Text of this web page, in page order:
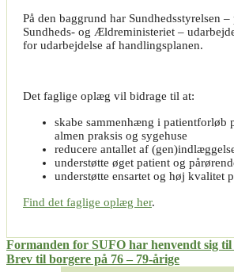
På den baggrund har Sundhedsstyrelsen
Sundheds- og Ældreministeriet –
for udarbejdelse af handlingsplanen.
Det faglige oplæg vil bidrage til at:
skabe sammenhæng i patientforløb
almen praksis og sygehuse
reducere antallet af
understøtte øget patient og
understøtte ensartet og høj kvalitet
Find det faglige oplæg her.
Indlægsnavigation
Formanden for SUFO har henvendt sig
Brev til borgere på 76 – 79-årige